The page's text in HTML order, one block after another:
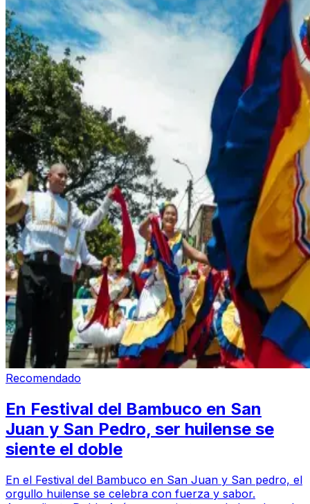
Recomendado
En Festival del Bambuco en San
Juan y San Pedro, ser huilense se
siente el doble
En el Festival del Bambuco en San Juan y San pedro, el
orgullo huilense se celebra con fuerza y sabor.